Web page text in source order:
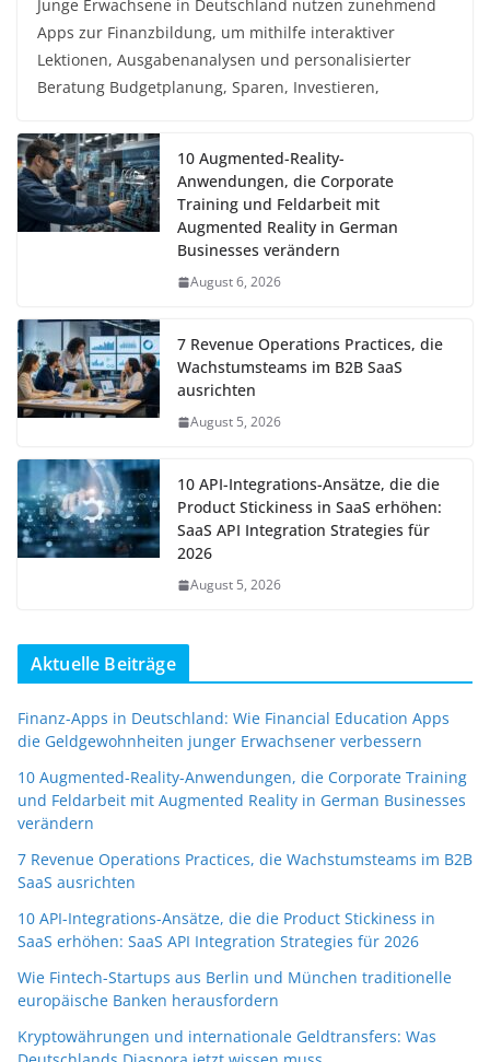
Junge Erwachsene in Deutschland nutzen zunehmend
Apps zur Finanzbildung, um mithilfe interaktiver
Lektionen, Ausgabenanalysen und personalisierter
Beratung Budgetplanung, Sparen, Investieren,
10 Augmented-Reality-
Anwendungen, die Corporate
Training und Feldarbeit mit
Augmented Reality in German
Businesses verändern
August 6, 2026
7 Revenue Operations Practices, die
Wachstumsteams im B2B SaaS
ausrichten
August 5, 2026
10 API-Integrations-Ansätze, die die
Product Stickiness in SaaS erhöhen:
SaaS API Integration Strategies für
2026
August 5, 2026
Aktuelle Beiträge
Finanz-Apps in Deutschland: Wie Financial Education Apps
die Geldgewohnheiten junger Erwachsener verbessern
10 Augmented-Reality-Anwendungen, die Corporate Training
und Feldarbeit mit Augmented Reality in German Businesses
verändern
7 Revenue Operations Practices, die Wachstumsteams im B2B
SaaS ausrichten
10 API-Integrations-Ansätze, die die Product Stickiness in
SaaS erhöhen: SaaS API Integration Strategies für 2026
Wie Fintech-Startups aus Berlin und München traditionelle
europäische Banken herausfordern
Kryptowährungen und internationale Geldtransfers: Was